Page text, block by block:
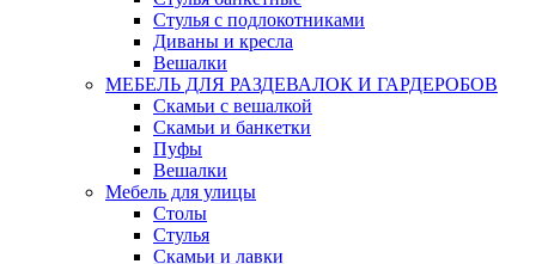
Стулья с подлокотниками
Диваны и кресла
Вешалки
МЕБЕЛЬ ДЛЯ РАЗДЕВАЛОК И ГАРДЕРОБОВ
Скамьи с вешалкой
Скамьи и банкетки
Пуфы
Вешалки
Мебель для улицы
Столы
Стулья
Скамьи и лавки